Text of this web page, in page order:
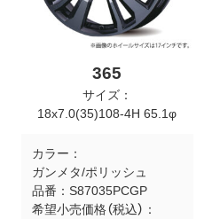
365
サイズ：
18x7.0(35)108-4H 65.1φ
カラー：
ガンメタ/ポリッシュ
品番： S87035PCGP
希望小売価格（税込）：